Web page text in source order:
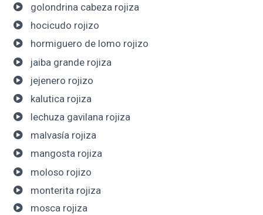
golondrina cabeza rojiza
hocicudo rojizo
hormiguero de lomo rojizo
jaiba grande rojiza
jejenero rojizo
kalutica rojiza
lechuza gavilana rojiza
malvasía rojiza
mangosta rojiza
moloso rojizo
monterita rojiza
mosca rojiza